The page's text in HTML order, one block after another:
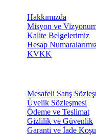
Hakkımızda
Misyon ve
Kalite Belgelerimiz
Hesap
KVKK
Mesafeli Satış
Üyelik Sözleşmesi
Ödeme ve Teslimat
Gizlilik ve Güvenlik
Garanti ve İade